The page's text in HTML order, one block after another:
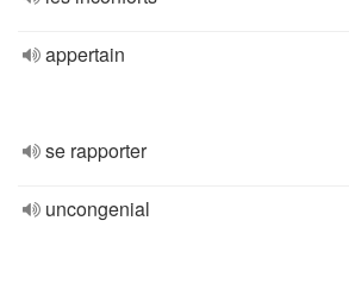
appertain
se rapporter
uncongenial